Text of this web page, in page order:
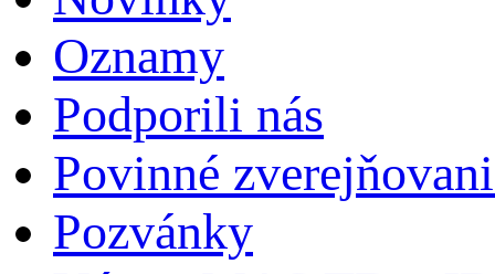
Oznamy
Podporili nás
Povinné
Pozvánky